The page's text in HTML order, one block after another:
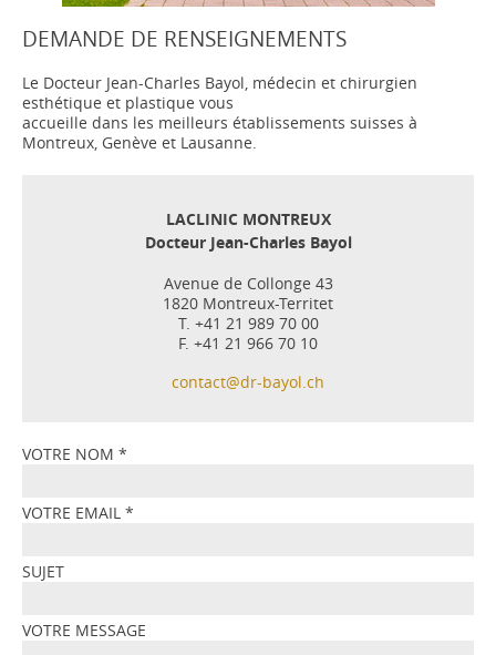
DEMANDE DE RENSEIGNEMENTS
Le Docteur Jean-Charles Bayol, médecin et chirurgien
esthétique et plastique vous
accueille dans les meilleurs établissements suisses à
Montreux, Genève et Lausanne.
LACLINIC MONTREUX
Docteur Jean-Charles Bayol
Avenue de Collonge 43
1820 Montreux-Territet
T. +41 21 989 70 00
F. +41 21 966 70 10
contact@dr-bayol.ch
VOTRE NOM *
VOTRE EMAIL *
SUJET
VOTRE MESSAGE